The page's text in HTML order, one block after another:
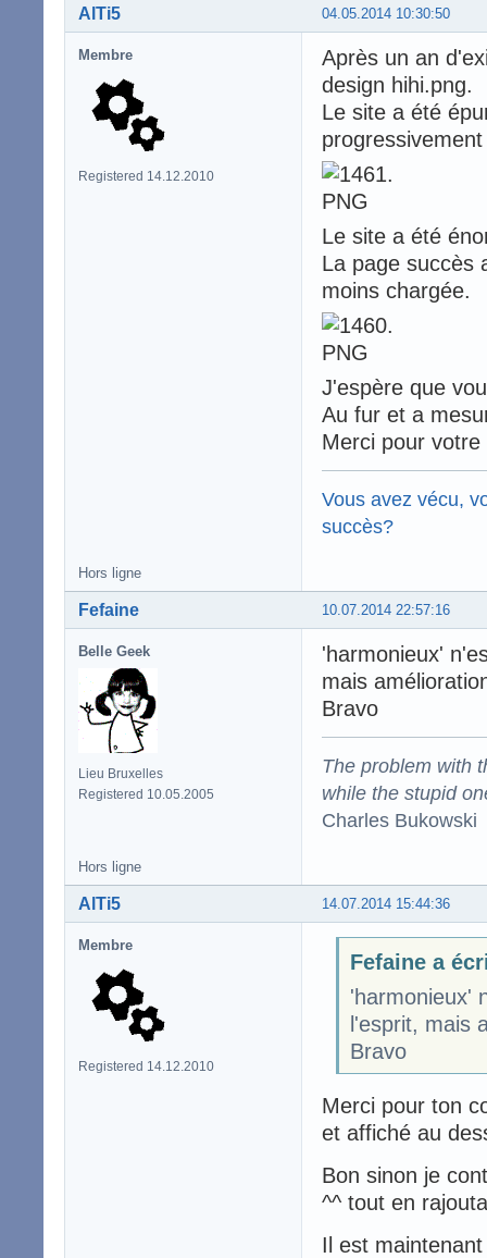
04.05.2014 10:30:50
AlTi5
Membre
Registered 14.12.2010
Après un an
design hihi.png.
Le site a été
Le site a été
La page succès
moins chargée.
J'espère que
Au fur et a
Merci pour votre
Vous avez vécu,
succès?
Hors ligne
10.07.2014 22:57:16
Fefaine
Belle Geek
Lieu Bruxelles
Registered 10.05.2005
'harmonieux'
mais
Bravo
The problem with
while the stupid
Charles Bukowski
Hors ligne
14.07.2014 15:44:36
AlTi5
Membre
Registered 14.12.2010
Fefaine a
'harmonieux'
l'esprit, mais
Bravo
Merci pour ton
et affiché au
Bon sinon je
^^ tout en
Il est